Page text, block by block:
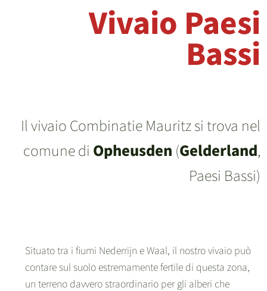
Vivaio Paesi
Bassi
Il vivaio Combinatie Mauritz si trova nel
comune di Opheusden (Gelderland,
Paesi Bassi)
Situato tra i fiumi Nederrijn e Waal, il nostro vivaio può
contare sul suolo estremamente fertile di questa zona,
un terreno davvero straordinario per gli alberi che